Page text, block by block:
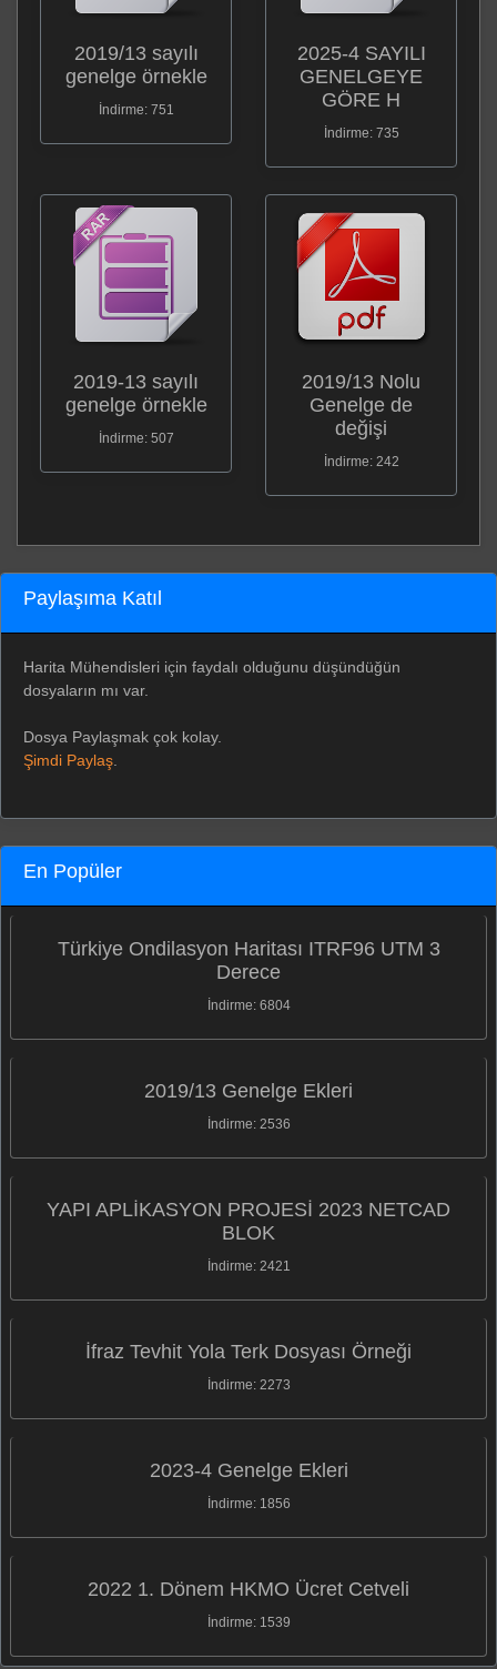
2019/13 sayılı
genelge örnekle
İndirme: 751
2025-4 SAYILI
GENELGEYE
GÖRE H
İndirme: 735
2019-13 sayılı
genelge örnekle
İndirme: 507
2019/13 Nolu
Genelge de
değişi
İndirme: 242
Paylaşıma Katıl
Harita Mühendisleri için faydalı olduğunu düşündüğün
dosyaların mı var.
Dosya Paylaşmak çok kolay.
Şimdi Paylaş
En Popüler
Türkiye Ondilasyon Haritası ITRF96 UTM 3
Derece
İndirme: 6804
2019/13 Genelge Ekleri
İndirme: 2536
YAPI APLİKASYON PROJESİ 2023 NETCAD
BLOK
İndirme: 2421
İfraz Tevhit Yola Terk Dosyası Örneği
İndirme: 2273
2023-4 Genelge Ekleri
İndirme: 1856
2022 1. Dönem HKMO Ücret Cetveli
İndirme: 1539